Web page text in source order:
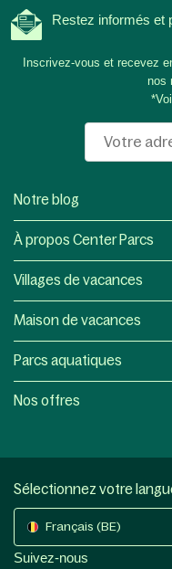
Restez informés et
Inscrivez-vous et recevez
nos
Notre blog
À propos Center Parcs
Villages de vacances
Maison de vacances
Parcs aquatiques
Nos offres
Sélectionnez votre
Français (BE)
Suivez-nous